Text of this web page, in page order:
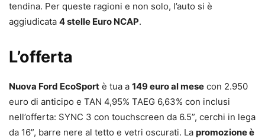
tendina. Per queste ragioni e non solo, l’auto si è
aggiudicata 4 stelle Euro NCAP.
L’offerta
Nuova Ford EcoSport è tua a 149 euro al mese con 2.950
euro di anticipo e TAN 4,95% TAEG 6,63% con inclusi
nell’offerta: SYNC 3 con touchscreen da 6.5”, cerchi in lega
da 16”, barre nere al tetto e vetri oscurati. La promozione è